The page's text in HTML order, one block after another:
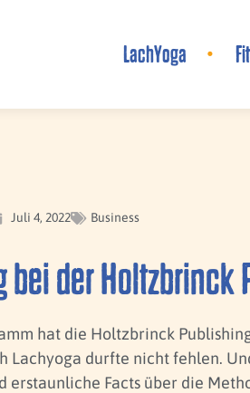
LachYoga
Juli 4, 2022 Business
bei der Holtzbrinck
hat die Holtzbrinck
Lachyoga durfte nicht fehlen.
erstaunliche Facts über die